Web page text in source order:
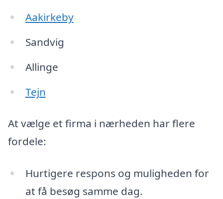
Aakirkeby
Sandvig
Allinge
Tejn
At vælge et firma i nærheden har flere
fordele:
Hurtigere respons og muligheden for
at få besøg samme dag.